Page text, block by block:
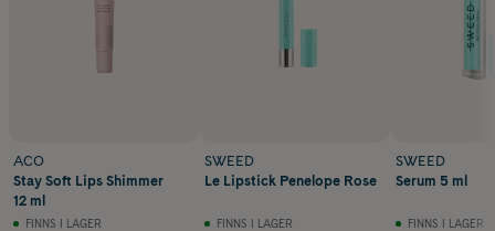
ACO
Stay Soft Lips Shimmer
12 ml
FINNS I LAGER
SWEED
Le Lipstick Penelope Rose
FINNS I LAGER
SWEED
Serum 5 ml
FINNS I LAGER